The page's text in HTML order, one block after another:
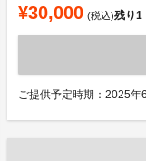
¥30,000 (税込)残り1
ご提供予定時期：2025